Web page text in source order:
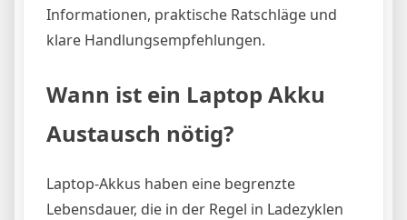
Informationen, praktische Ratschläge und
klare Handlungsempfehlungen.
Wann ist ein Laptop Akku
Austausch nötig?
Laptop-Akkus haben eine begrenzte
Lebensdauer, die in der Regel in Ladezyklen